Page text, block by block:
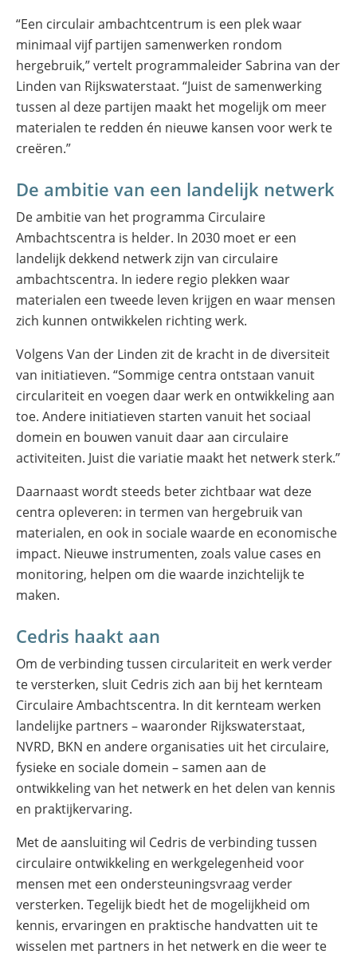
“Een circulair ambachtcentrum is een plek waar
minimaal vijf partijen samenwerken rondom
hergebruik,” vertelt programmaleider Sabrina van der
Linden van Rijkswaterstaat. “Juist de samenwerking
tussen al deze partijen maakt het mogelijk om meer
materialen te redden én nieuwe kansen voor werk te
creëren.”
De ambitie van een landelijk netwerk
De ambitie van het programma Circulaire
Ambachtscentra is helder. In 2030 moet er een
landelijk dekkend netwerk zijn van circulaire
ambachtscentra. In iedere regio plekken waar
materialen een tweede leven krijgen en waar mensen
zich kunnen ontwikkelen richting werk.
Volgens Van der Linden zit de kracht in de diversiteit
van initiatieven. “Sommige centra ontstaan vanuit
circulariteit en voegen daar werk en ontwikkeling aan
toe. Andere initiatieven starten vanuit het sociaal
domein en bouwen vanuit daar aan circulaire
activiteiten. Juist die variatie maakt het netwerk sterk.”
Daarnaast wordt steeds beter zichtbaar wat deze
centra opleveren: in termen van hergebruik van
materialen, en ook in sociale waarde en economische
impact. Nieuwe instrumenten, zoals value cases en
monitoring, helpen om die waarde inzichtelijk te
maken.
Cedris haakt aan
Om de verbinding tussen circulariteit en werk verder
te versterken, sluit Cedris zich aan bij het kernteam
Circulaire Ambachtscentra. In dit kernteam werken
landelijke partners – waaronder Rijkswaterstaat,
NVRD, BKN en andere organisaties uit het circulaire,
fysieke en sociale domein – samen aan de
ontwikkeling van het netwerk en het delen van kennis
en praktijkervaring.
Met de aansluiting wil Cedris de verbinding tussen
circulaire ontwikkeling en werkgelegenheid voor
mensen met een ondersteuningsvraag verder
versterken. Tegelijk biedt het de mogelijkheid om
kennis, ervaringen en praktische handvatten uit te
wisselen met partners in het netwerk en die weer te